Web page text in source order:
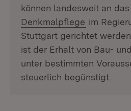
können landesweit an das
Denkmalpflege (Öffnet in
im
Stuttgart gerichtet
ist der Erhalt von Bau-
unter bestimmten
steuerlich begünstigt.